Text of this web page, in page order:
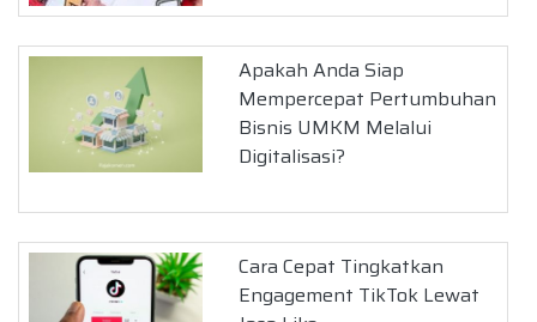
Apakah Anda Siap
Mempercepat Pertumbuhan
Bisnis UMKM Melalui
Digitalisasi?
Cara Cepat Tingkatkan
Engagement TikTok Lewat